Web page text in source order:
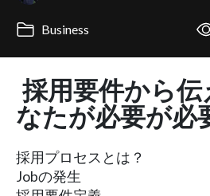
Business
採用要件から
なたが必要が必
採用プロセスとは？
Jobの発生